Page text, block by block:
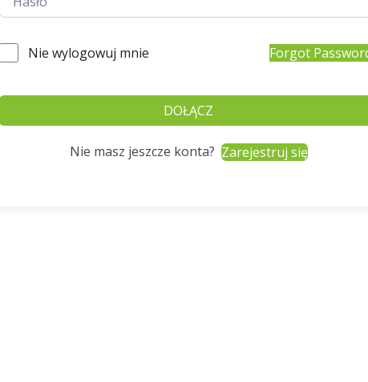
Nie wylogowuj mnie Forgot
DOŁĄCZ
Nie masz jeszcze konta? Zarejestruj się